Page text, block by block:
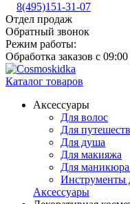
8(495)151-31-07
Отдел продаж
Обратный звонок
Режим работы:
Обработка заказов с
Каталог товаров
Аксессуары
Для волос
Для
Для душа
Для макияжа
Для
Инструменты
Аксессуары